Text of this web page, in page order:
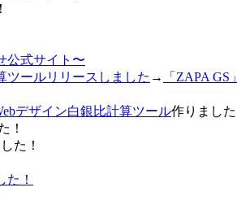
公式サイト〜
ツールリリースしました →
「ZAPA GS」
デザイン白銀比計算ツール作りました
！
た！
た！